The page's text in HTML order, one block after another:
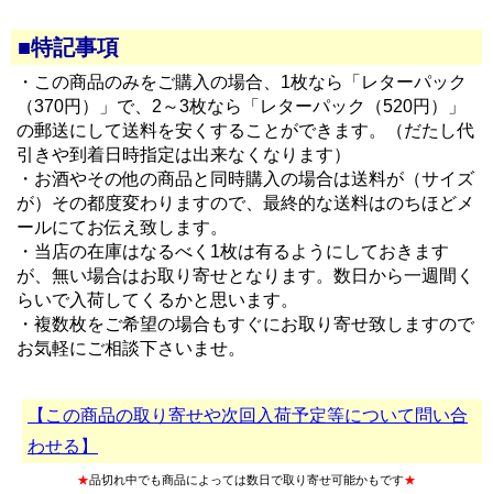
■特記事項
・この商品のみをご購入の場合、1枚なら「レターパック
（370円）」で、2～3枚なら「レターパック（520円）」
の郵送にして送料を安くすることができます。（だたし代
引きや到着日時指定は出来なくなります）
・お酒やその他の商品と同時購入の場合は送料が（サイズ
が）その都度変わりますので、最終的な送料はのちほどメ
ールにてお伝え致します。
・当店の在庫はなるべく1枚は有るようにしておきます
が、無い場合はお取り寄せとなります。数日から一週間く
らいで入荷してくるかと思います。
・複数枚をご希望の場合もすぐにお取り寄せ致しますので
お気軽にご相談下さいませ。
【この商品の取り寄せや次回入荷予定等について問い合
わせる】
★品切れ中でも商品によっては数日で取り寄せ可能かもです★